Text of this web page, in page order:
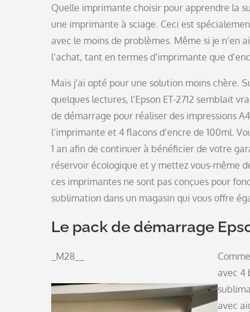
Quelle imprimante choisir pour apprendre la
une imprimante à sciage. Ceci est
avec le moins de problèmes. Même si je n’en
l’achat, tant en termes d’imprimante que
Mais j’ai opté pour une solution moins chère.
quelques lectures, l’Epson ET-2712 semblait
de démarrage pour réaliser des impressions
l’imprimante et 4 flacons d’encre de 100ml.
1 an afin de continuer à bénéficier de votre
réservoir écologique et y mettez vous-même
ces imprimantes ne sont pas conçues pour
sublimation dans un magasin qui vous offre
Le pack de démarrage
_M28__
avec 4
avec